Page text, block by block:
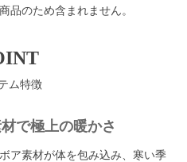
品のため含まれません。
ム特徴
で極上の暖かさ
ア素材が体を包み込み、寒い季